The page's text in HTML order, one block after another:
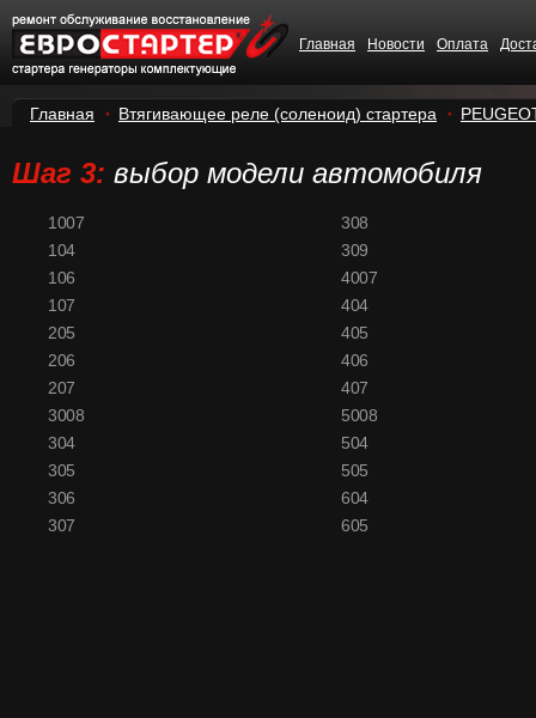
Главная Новости Оплата
Главная Втягивающее реле (соленоид) стартера
Шаг 3: выбор модели автомобиля
1007
104
106
107
205
206
207
3008
304
305
306
307
308
309
4007
404
405
406
407
5008
504
505
604
605